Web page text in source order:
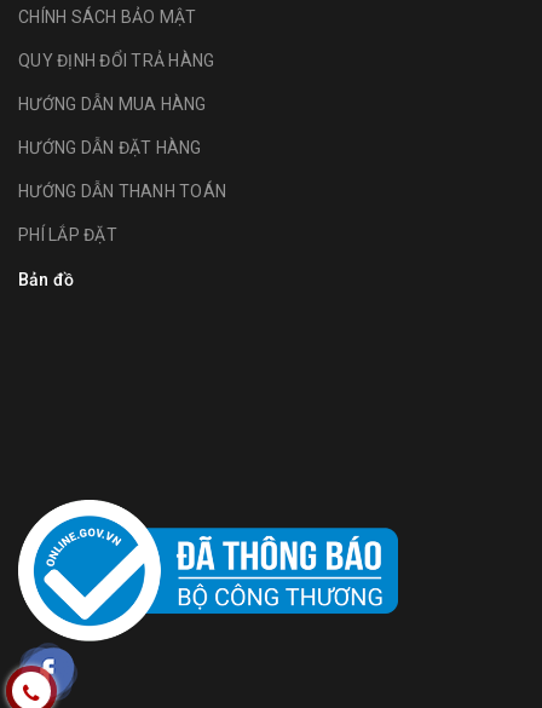
CHÍNH SÁCH BẢO MẬT
QUY ĐỊNH ĐỔI TRẢ HÀNG
HƯỚNG DẪN MUA HÀNG
HƯỚNG DẪN ĐẶT HÀNG
HƯỚNG DẪN THANH TOÁN
PHÍ LẮP ĐẶT
Bản đồ